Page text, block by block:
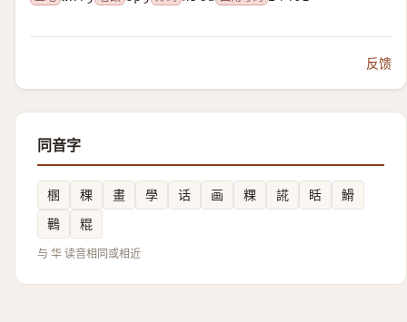
反馈
同音字
㮯 稞 畫 學 话 画 粿 誮 䀨
䱻
鷨
䊐
与 华 读音相同或相近